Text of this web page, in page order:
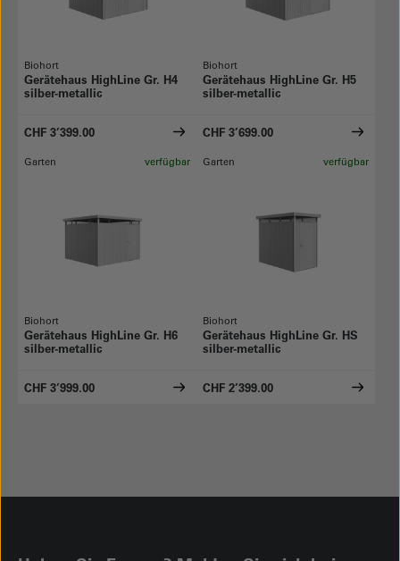
Biohort
Gerätehaus HighLine Gr. H4
silber-metallic
CHF 3’399.00
Biohort
Gerätehaus HighLine Gr. H5
silber-metallic
CHF 3’699.00
Garten verfügbar
Biohort
Gerätehaus HighLine Gr. H6
silber-metallic
CHF 3’999.00
Garten verfügbar
Biohort
Gerätehaus HighLine Gr. HS
silber-metallic
CHF 2’399.00